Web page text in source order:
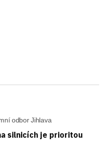
odbor Jihlava
silnicích je prioritou